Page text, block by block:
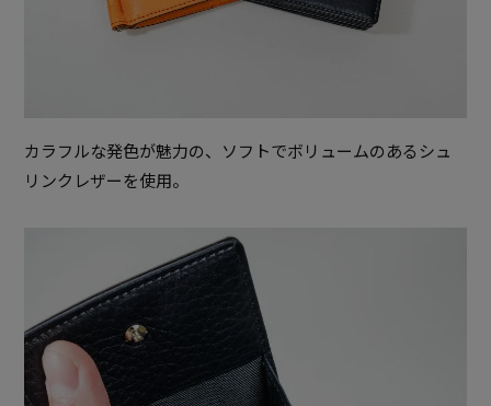
カラフルな発色が魅力の、ソフトでボリュームのあるシュ
リンクレザーを使用。